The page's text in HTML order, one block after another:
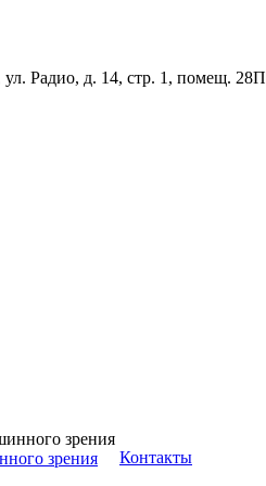
Радио, д. 14, стр. 1, помещ. 28П
зрения Контакты